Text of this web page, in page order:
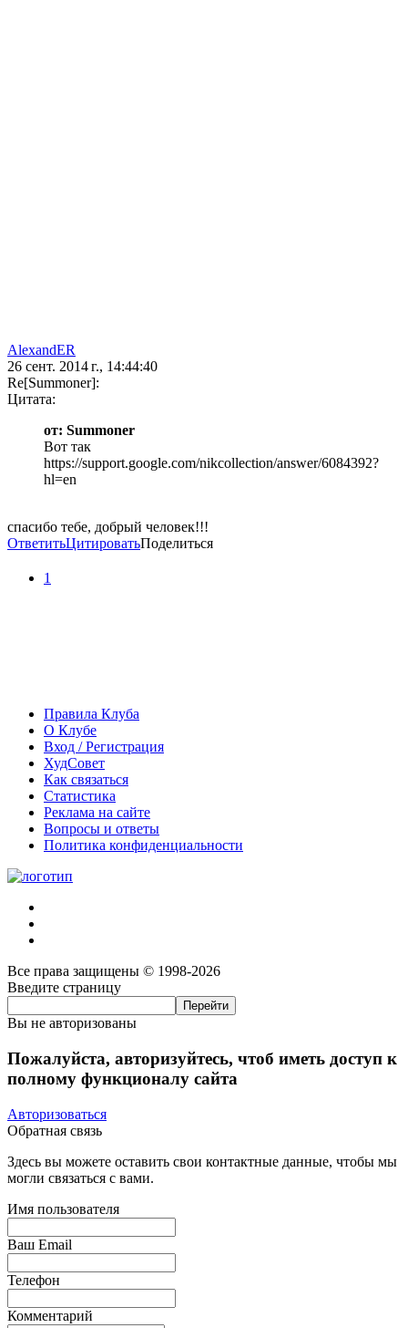
AlexandER
26 сент. 2014 г., 14:44:40
Re[Summoner]:
Цитата:
от: Summoner
Вот так
https://support.google.com/nikcollection/answer/6084392?
hl=en
спасибо тебе, добрый человек!!!
ОтветитьЦитироватьПоделиться
1
Правила Клуба
О Клубе
Вход / Регистрация
ХудСовет
Как связаться
Статистика
Реклама на сайте
Вопросы и ответы
Политика конфиденциальности
Все права защищены © 1998-2026
Введите страницу
Вы не авторизованы
Пожалуйста, авторизуйтесь, чтоб иметь доступ к
полному функционалу сайта
Авторизоваться
Обратная связь
Здесь вы можете оставить свои контактные данные, чтобы мы
могли связаться с вами.
Имя пользователя
Ваш Email
Телефон
Комментарий